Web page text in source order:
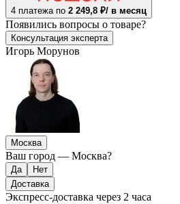
4 платежа по 2 249,8 ₽/ в месяц
Появились вопросы о товаре?
Консультация эксперта
Игорь Морунов
Москва
Ваш город — Москва?
Доставка
Экспресс-доставка через 2 часа